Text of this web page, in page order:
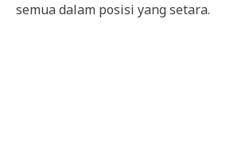
semua dalam posisi yang setara.